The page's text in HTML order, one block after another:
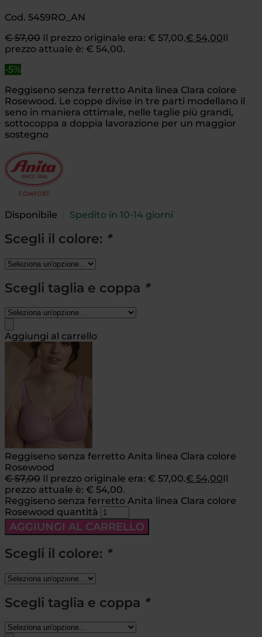
Cod. 5459RO_AN
€57,00 Il prezzo originale era: € 57,00.€ 54,00Il
prezzo attuale è: € 54,00.
-5%
Reggiseno senza ferretto Anita linea Clara colore
Rosewood. Le coppe divise in tre parti modellano il
seno in maniera ottimale, nelle taglie più grandi,
sottocoppa a doppia lavorazione per un maggior
sostegno
Disponibile Spedito in 10-14 giorni
Scegli il colore: *
Scegli taglia e coppa *
Aggiungi al carrello
Reggiseno senza ferretto Anita linea Clara colore
Rosewood
€57,00 Il prezzo originale era: € 57,00.€ 54,00Il
prezzo attuale è: € 54,00.
Reggiseno senza ferretto Anita linea Clara colore
Rosewood quantità
AGGIUNGI AL CARRELLO
Scegli il colore: *
Scegli taglia e coppa *